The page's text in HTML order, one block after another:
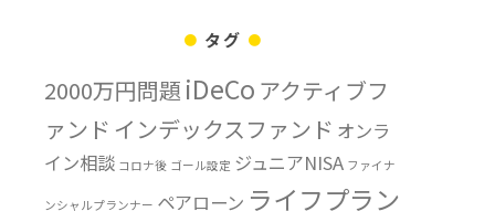
タグ
2000万円問題 iDeCo アクティブフ
ァンド インデックスファンド オンラ
イン相談 コロナ後 ゴール設定 ジュニアNISA ファイナ
ンシャルプランナー ペアローン ライフプラン